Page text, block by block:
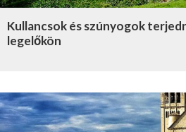
Kullancsok és szúnyogok
legelőkön